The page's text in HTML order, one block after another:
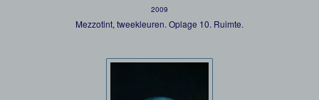
2009
Mezzotint, tweekleuren. Oplage 10. Ruimte.